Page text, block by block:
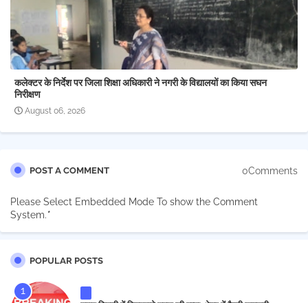
कलेक्टर के निर्देश पर जिला शिक्षा अधिकारी ने नगरी के विद्यालयों का किया सघन
निरीक्षण
August 06, 2026
POST A COMMENT 0Comments
Please Select Embedded Mode To show the Comment
System.*
POPULAR POSTS